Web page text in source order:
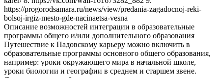
https://progorodsamara.ru/news/view/predania-zagadocnoj-reki-
bolsoj-irgiz-mesto-gde-nacinaetsa-vesna
Описание возможностей интеграции в образовательные
программы общего и/или дополнительного образования
Путешествие к Падовскому карьеру можно включить в
образовательные программы основного общего образования,
например: уроки окружающего мира в начальной школе,
уроки биологии и географии в среднем и старшем звене.